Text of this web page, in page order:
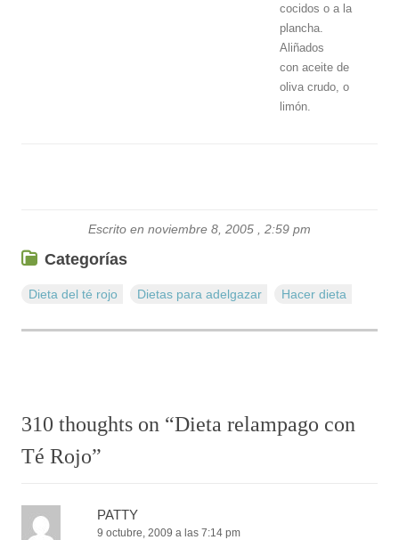
cocidos o a la
plancha.
Aliñados
con aceite de
oliva crudo, o
limón.
Escrito en noviembre 8, 2005 , 2:59 pm
Categorías
Dieta del té rojo Dietas para adelgazar Hacer dieta
310 thoughts on “Dieta relampago con
Té Rojo”
PATTY
9 octubre, 2009 a las 7:14 pm